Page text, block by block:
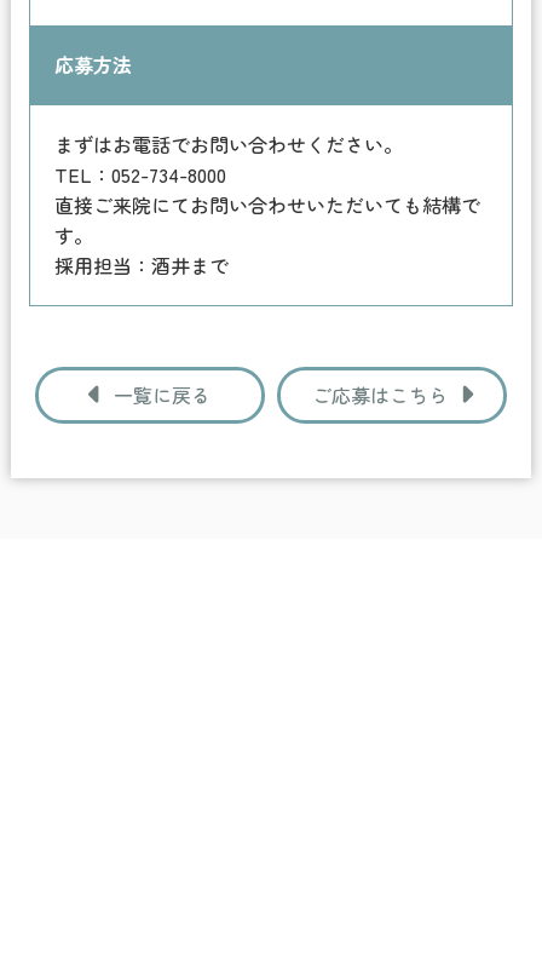
応募方法
まずはお電話でお問い合わせください。
TEL：052-734-8000
直接ご来院にてお問い合わせいただいても結構で
す。
採用担当：酒井まで
一覧に戻る ご応募はこちら